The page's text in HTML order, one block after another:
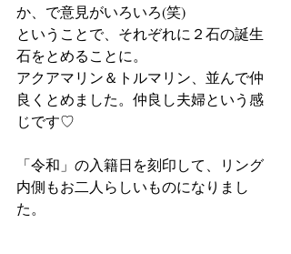
か、で意見がいろいろ(笑)
ということで、それぞれに２石の誕生
石をとめることに。
アクアマリン＆トルマリン、並んで仲
良くとめました。仲良し夫婦という感
じです♡
「令和」の入籍日を刻印して、リング
内側もお二人らしいものになりまし
た。